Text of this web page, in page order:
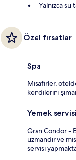
Yalnızca
Özel fırsatlar
Spa
Misafirler,
kendilerini
Yemek servisi
Gran Condor -
uzmandır ve
servisi